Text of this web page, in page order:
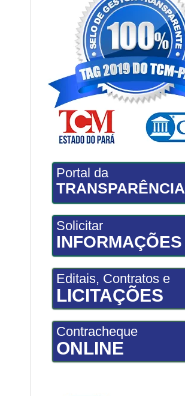
Portal da
TRANSPARÊNCIA
Solicitar
INFORMAÇÕES
Editais, Contratos e
LICITAÇÕES
Contracheque
ONLINE